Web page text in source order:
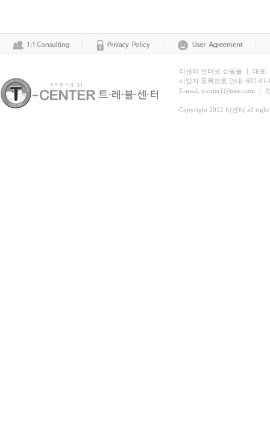
티센터 인터넷 쇼핑몰 ㅣ 대표
사업자 등록번호 안내: 602-
E-mail: tcenter1@nate.com ㅣ
Copyright 2012 티센터 all right